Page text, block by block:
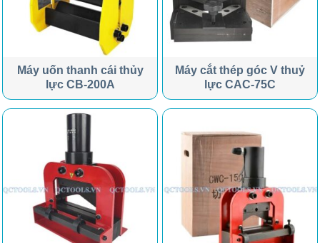
Máy uốn thanh cái thủy
lực CB-200A
Máy cắt thép góc V thuỷ
lực CAC-75C